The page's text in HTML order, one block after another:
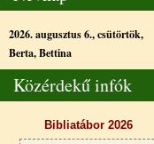
2026. augusztus 6., csütörtök,
Berta, Bettina
Közérdekű infók
Bibliatábor 2026